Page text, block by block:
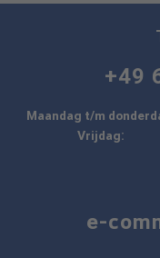
+49
Maandag t/m
Vrijdag:
e-